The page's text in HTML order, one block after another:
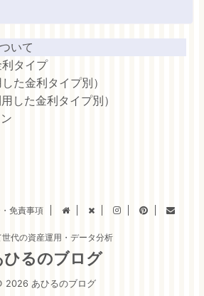
いて
タイプ
た金利タイプ別）
した金利タイプ別）
免責事項
世代の資産運用・データ分析
ひるのブログ
2026 あひるのブログ